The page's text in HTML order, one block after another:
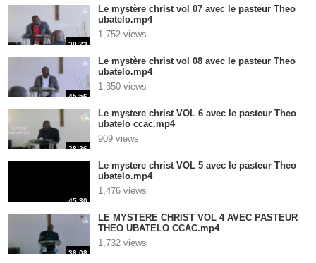
38:23
Le mystère christ vol 07 avec le pasteur Theo
ubatelo.mp4
1,752 views
45:56
Le mystère christ vol 08 avec le pasteur Theo
ubatelo.mp4
1,350 views
28:26
Le mystere christ VOL 6 avec le pasteur Theo
ubatelo ccac.mp4
909 views
45:30
Le mystere christ VOL 5 avec le pasteur Theo
ubatelo.mp4
1,476 views
38:08
LE MYSTERE CHRIST VOL 4 AVEC PASTEUR
THEO UBATELO CCAC.mp4
1,732 views